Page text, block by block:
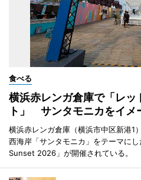
食べる
横浜赤レンガ倉庫で「レッ
ト」 サンタモニカをイ
横浜赤レンガ倉庫（横浜市中区新港1
西海岸「サンタモニカ」をテーマに
Sunset 2026」が開催されている。